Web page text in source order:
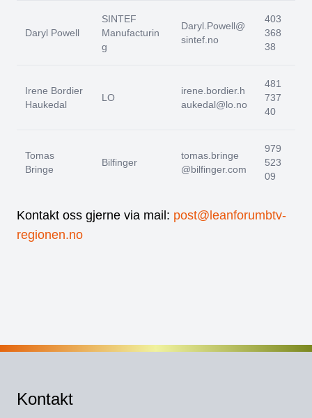
Daryl Powell
SINTEF
Manufacturin
g
Daryl.Powell@
sintef.no
403
368
38
Irene Bordier
Haukedal
LO
irene.bordier.h
aukedal@lo.no
481
737
40
Tomas
Bringe
Bilfinger
tomas.bringe
@bilfinger.com
979
523
09
Kontakt oss gjerne via mail: post@leanforumbtv-
regionen.no
Kontakt